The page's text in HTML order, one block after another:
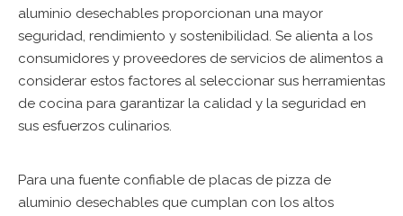
aluminio desechables proporcionan una mayor
seguridad, rendimiento y sostenibilidad. Se alienta a los
consumidores y proveedores de servicios de alimentos a
considerar estos factores al seleccionar sus herramientas
de cocina para garantizar la calidad y la seguridad en
sus esfuerzos culinarios.
Para una fuente confiable de placas de pizza de
aluminio desechables que cumplan con los altos